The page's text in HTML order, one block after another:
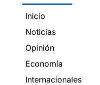
Inicio
Noticias
Opinión
Economía
Internacionales